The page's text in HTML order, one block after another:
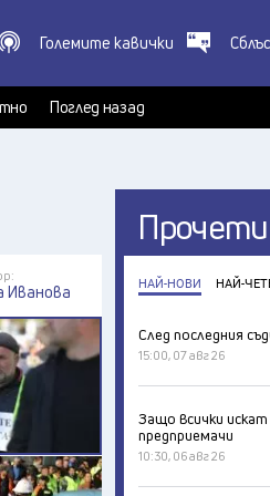
X
Големите кавички
Поглед назад
Иванова НАЙ-НОВИ НАЙ-
След последния
15:00, 07 авг 26
Защо всички
предприемачи
10:30, 06 авг 26